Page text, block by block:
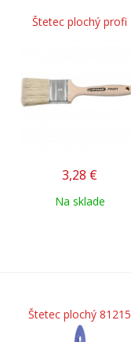
Štetec plochý profi
3,28 €
Na sklade
Štetec plochý 81215